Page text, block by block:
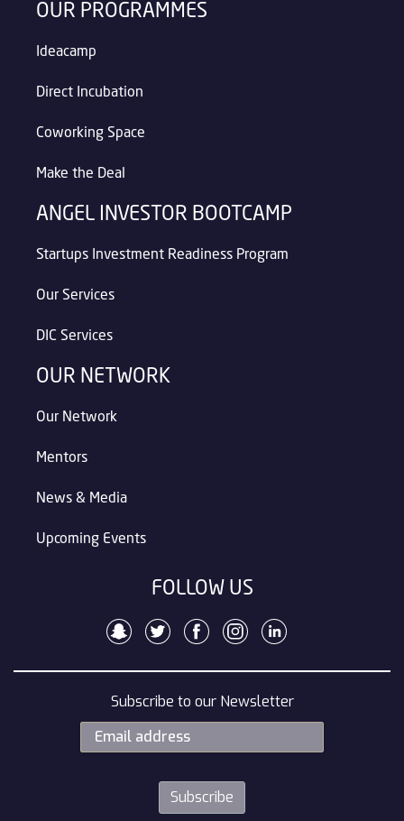
OUR PROGRAMMES
Ideacamp
Direct Incubation
Coworking Space
Make the Deal
ANGEL INVESTOR BOOTCAMP
Startups Investment Readiness Program
Our Services
DIC Services
OUR NETWORK
Our Network
Mentors
News & Media
Upcoming Events
FOLLOW US
Subscribe to our Newsletter